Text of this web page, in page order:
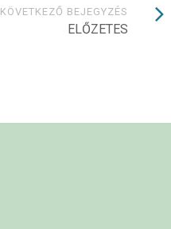
KÖVETKEZŐ BEJEGYZÉS
ELŐZETES